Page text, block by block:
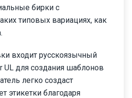
бирки с
типовых вариациях, как
входит русскоязычный
UL для создания шаблонов
легко создаст
этикетки благодаря